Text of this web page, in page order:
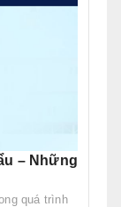
– Những
quá trình